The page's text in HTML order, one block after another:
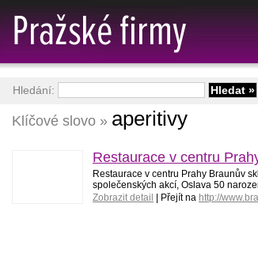
Klíčové slovo » aperitivy
Restaurace v centru
Restaurace v centru Prahy Braunův
společenských akcí, Oslava 50
Zobrazit detail
| Přejít na http://
Hledání: